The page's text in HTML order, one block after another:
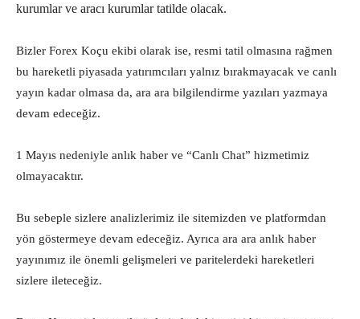
kurumlar ve aracı kurumlar tatilde olacak.
Bizler Forex Koçu ekibi olarak ise, resmi tatil olmasına rağmen
bu hareketli piyasada yatırımcıları yalnız bırakmayacak ve canlı
yayın kadar olmasa da, ara ara bilgilendirme yazıları yazmaya
devam edeceğiz.
1 Mayıs nedeniyle anlık haber ve “Canlı Chat” hizmetimiz
olmayacaktır.
Bu sebeple sizlere analizlerimiz ile sitemizden ve platformdan
yön göstermeye devam edeceğiz. Ayrıca ara ara anlık haber
yayınımız ile önemli gelişmeleri ve paritelerdeki hareketleri
sizlere ileteceğiz.